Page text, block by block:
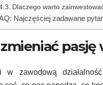
Dlaczego warto
Najczęściej zadawane
pasję
w zawodową